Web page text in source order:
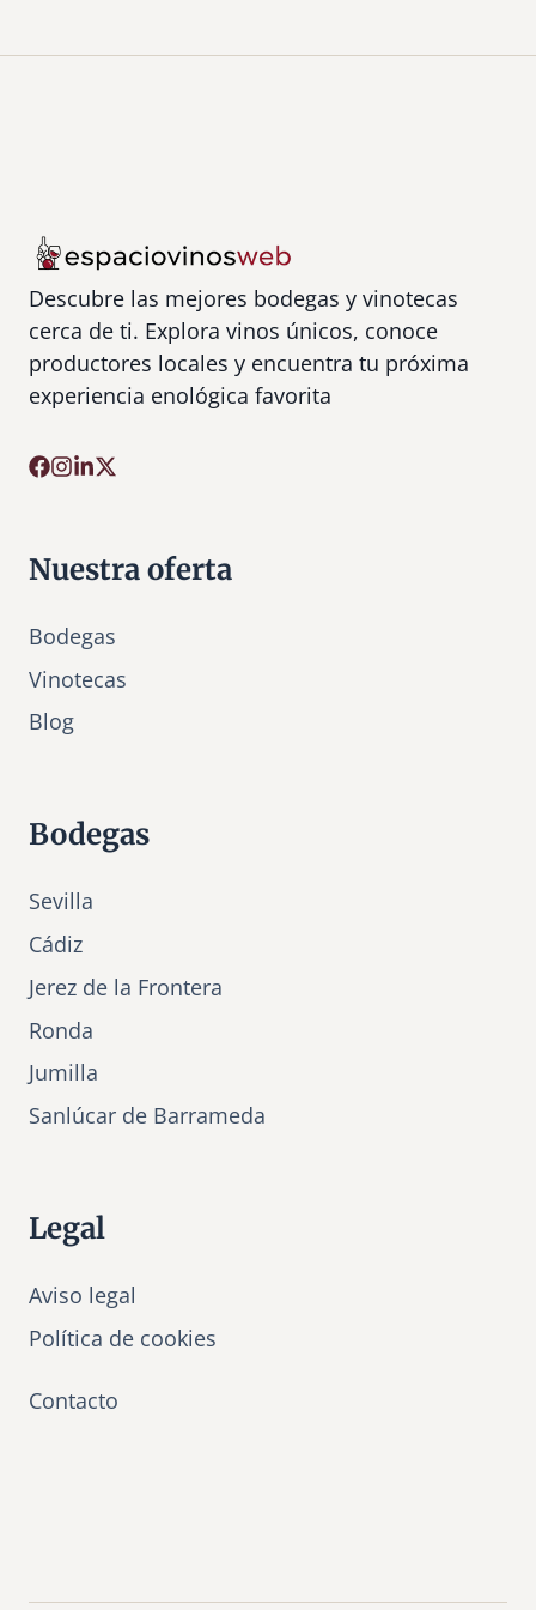
t
e
Descubre las mejores bodegas y vinotecas
cerca de ti. Explora vinos únicos, conoce
productores locales y encuentra tu próxima
experiencia enológica favorita
Nuestra oferta
Bodegas
Vinotecas
Blog
Bodegas
Sevilla
Cádiz
Jerez de la Frontera
Ronda
Jumilla
Sanlúcar de Barrameda
Legal
Aviso legal
Política de cookies
Contacto